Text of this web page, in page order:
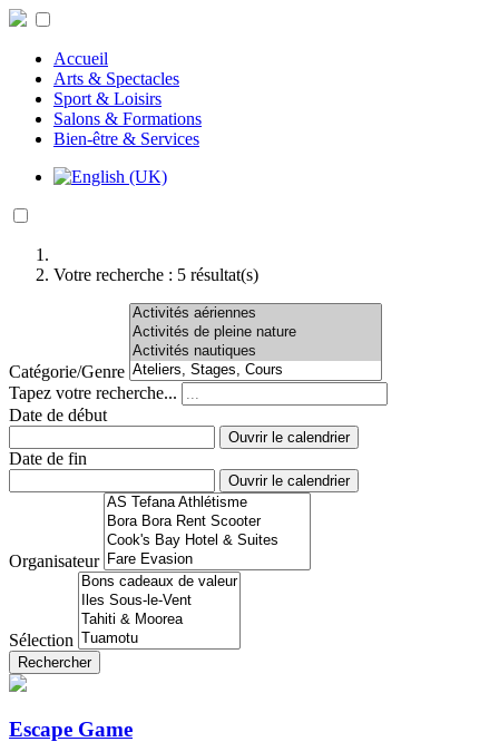
Accueil
Arts & Spectacles
Sport & Loisirs
Salons & Formations
Bien-être & Services
Votre recherche : 5 résultat(s)
Catégorie/Genre
Tapez votre recherche...
Date de début
Ouvrir le calendrier
Date de fin
Ouvrir le calendrier
Organisateur
Sélection
Rechercher
Escape Game